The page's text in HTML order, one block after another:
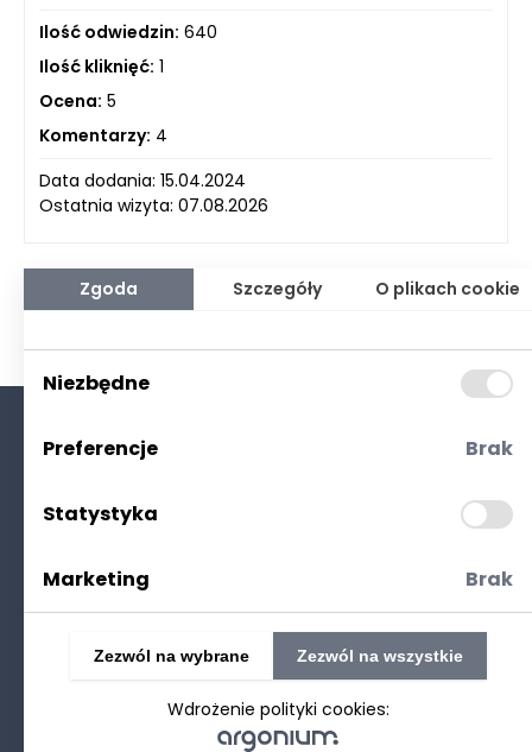
Ilość odwiedzin: 640
Ilość kliknięć: 1
Ocena: 5
Komentarzy: 4
Data dodania: 15.04.2024
Ostatnia wizyta: 07.08.2026
Polityka prywatności
©2025 Realizacjastrony www: Technetium.pl
Zgoda Szczegóły O plikach cookie
Niezbędne
Preferencje Brak
Statystyka
Marketing Brak
Wdrożenie polityki cookies:
Zezwól na wybrane Zezwól na wszystkie